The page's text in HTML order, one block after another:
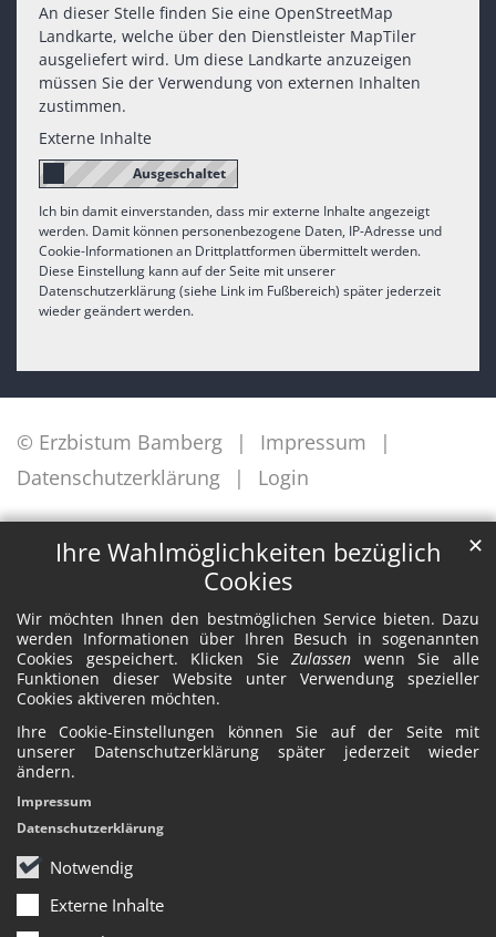
Ihre Wahlmöglichkeiten bezüglich
Cookies
Wir möchten Ihnen den bestmöglichen Service bieten. Dazu
werden Informationen über Ihren Besuch in sogenannten
Cookies gespeichert. Klicken SieZulassen wenn Sie alle
Funktionen dieser Website unter Verwendung spezieller
Cookies aktiveren möchten.
Ihre Cookie-Einstellungen können Sie auf der Seite mit
unserer Datenschutzerklärung später jederzeit wieder
ändern.
Notwendig
Externe Inhalte
✕
Impressum
Datenschutzerklärung
An dieser Stelle finden Sie eine OpenStreetMap
Landkarte, welche über den Dienstleister MapTiler
ausgeliefert wird. Um diese Landkarte anzuzeigen
müssen Sie der Verwendung von externen Inhalten
zustimmen.
Externe Inhalte
Ich bin damit einverstanden, dass mir externe Inhalte angezeigt
werden. Damit können personenbezogene Daten, IP-Adresse und
Cookie-Informationen an Drittplattformen übermittelt werden.
Diese Einstellung kann auf der Seite mit unserer
Datenschutzerklärung (siehe Link im Fußbereich) später jederzeit
wieder geändert werden.
© Erzbistum Bamberg
Impressum
Datenschutzerklärung
Login